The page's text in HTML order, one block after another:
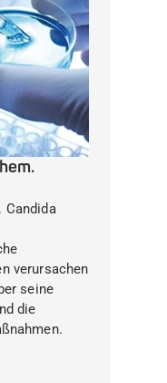
Candida
verursachen
seine
die